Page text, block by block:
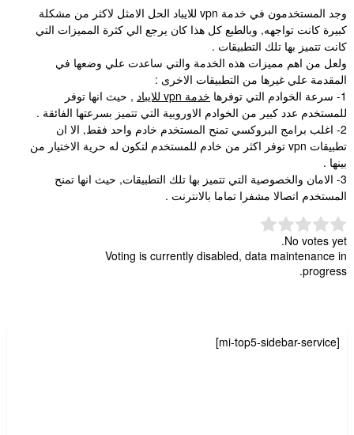
وجد المستخدمون في خدمة vpn للايباد الحل الامثل لاكثر من مشكلة
كبيرة كانت تواجهه, وبالطبع كل هذا كان يرجع الي كثرة المميزات التي
كانت تتميز بها تلك التطبيقات .
ولعل من اهم مميزات هذه الخدمة والتي ساعدت علي وضعها في
المقدمة علي غيرها من التطبيقات الاخرى :
1- سرعة الخوادم التي توفرها
خدمة vpn للايباد
, حيث انها توفر
للمستخدم عدد كبير من الخوادم الاوروبية التي تتميز بسرعتها الفائقة .
2- اغلب برامج البروكسي تمنح المستخدم خادم واحد فقط, الا ان
تطبيقات vpn توفر اكثر من خادم للمستخدم لتكون له حرية الاختيار من
بينها .
3- الامان والخصوصية التي تتميز بها تلك التطبيقات, حيث انها تمنح
المستخدم اتصالا مشفرا تماما بالانترنت .
No votes yet.
Voting is currently disabled, data maintenance in
progress.
[mi-top5-sidebar-service]